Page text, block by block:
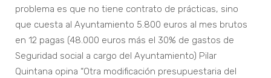
problema es que no tiene contrato de prácticas, sino
que cuesta al Ayuntamiento 5.800 euros al mes brutos
en 12 pagas (48.000 euros más el 30% de gastos de
Seguridad social a cargo del Ayuntamiento) Pilar
Quintana opina “Otra modificación presupuestaria del